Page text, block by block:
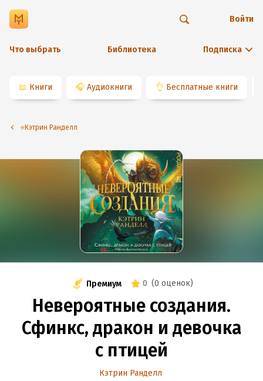
Что выбрать Библиотека Подписка
Войти
📖 Книги 🎧 Аудиокниги 👌 Бесплатные книги
⭐️Кэтрин Ранделл
Премиум 0 (0 оценок)
Невероятные создания.
Сфинкс, дракон и девочка
с птицей
Кэтрин Ранделл